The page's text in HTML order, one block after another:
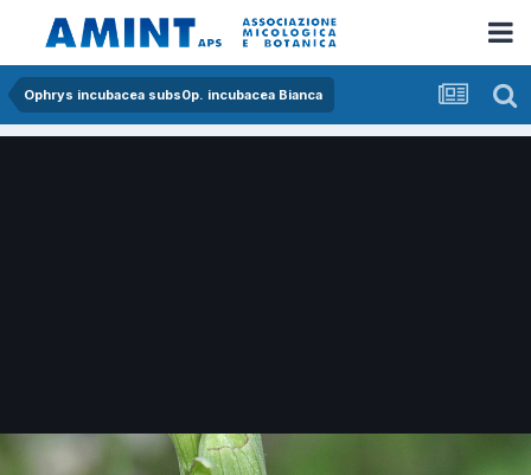
Ophrys incubacea subs0p. incubacea Bianca